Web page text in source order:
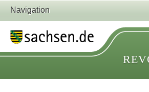
Navigation